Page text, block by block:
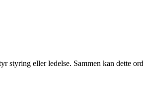
eller ledelse. Sammen kan dette